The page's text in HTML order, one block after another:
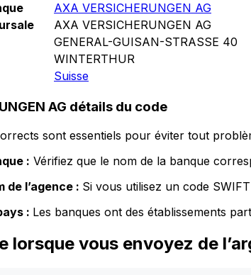
AXA VERSICHERUNGEN AG
AXA VERSICHERUNGEN AG
GENERAL-GUISAN-STRASSE 40
WINTERTHUR
Suisse
AG détails du code
sont essentiels pour éviter tout
: Vérifiez que le nom de la banque
de l’agence : Si vous utilisez un code
: Les banques ont des établissements
lorsque vous envoyez de